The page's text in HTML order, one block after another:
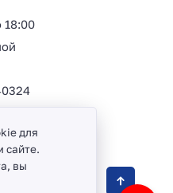
18:00
и комплектующих
для
сайте.
вы